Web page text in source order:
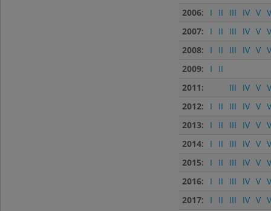
2006: I II III IV V
2007:
I II III IV V
2008:
I II III IV V
2009:
I
II
2011:
III IV V
2012:
I II III IV V
2013:
I II III IV V
2014:
I II III IV V
2015:
I II III IV V
2016:
I II III IV V
2017:
I II III IV V